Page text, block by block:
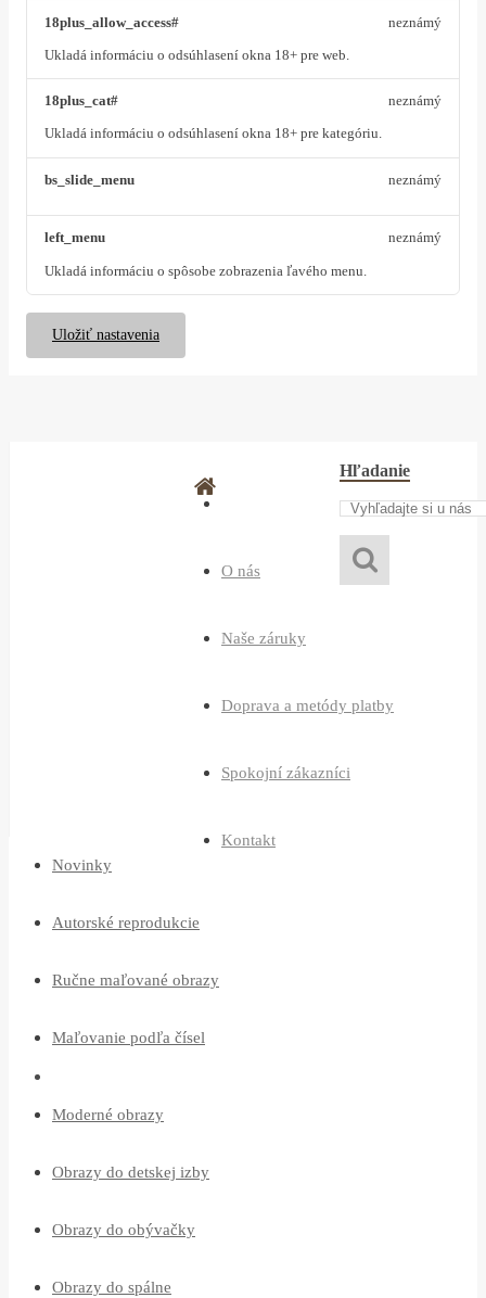
18plus_allow_access#
Ukladá informáciu o odsúhlasení okna 18+ pre web.
neznámý
18plus_cat#
Ukladá informáciu o odsúhlasení okna 18+ pre kategóriu.
neznámý
bs_slide_menu neznámý
left_menu
Ukladá informáciu o spôsobe zobrazenia ľavého menu.
neznámý
Uložiť nastavenia
O nás
Naše záruky
Doprava a metódy platby
Spokojní zákazníci
Kontakt
Hľadanie
Novinky
Autorské reprodukcie
Ručne maľované obrazy
Maľovanie podľa čísel
Moderné obrazy
Obrazy do detskej izby
Obrazy do obývačky
Obrazy do spálne